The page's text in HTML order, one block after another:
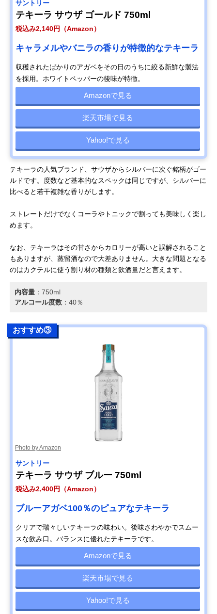
サントリー
テキーラ サウザ ゴールド 750ml
税込み2,140円（Amazon）
キャラメルやバニラの香りが特徴的なテキーラ
収穫されたばかりのアガベをその日のうちに絞る新鮮な製法
を採用。ホワイトペッパーの後味が特徴。
Amazonで見る
楽天市場で見る
Yahoo!で見る
テキーラの人気ブランド、サウザからシルバーに次ぐ銘柄がゴー
ルドです。度数など基本的なスペックは同じですが、シルバーに
比べると若干複雑な香りがします。
ストレートだけでなくコーラやトニックで割っても美味しく楽し
めます。
なお、テキーラはその甘さからカロリーが高いと誤解されること
もありますが、蒸留酒なので大差ありません。大きな問題となる
のはカクテルに使う割り材の種類と飲酒量だと言えます。
内容量 ：‎750ml
アルコール度数 ：40％
おすすめ③
Photo by Amazon
サントリー
テキーラ サウザ ブルー 750ml
税込み2,400円（Amazon）
ブルーアガベ100％のピュアなテキーラ
クリアで瑞々しいテキーラの味わい。後味さわやかでスムー
スな飲み口。バランスに優れたテキーラです。
Amazonで見る
楽天市場で見る
Yahoo!で見る